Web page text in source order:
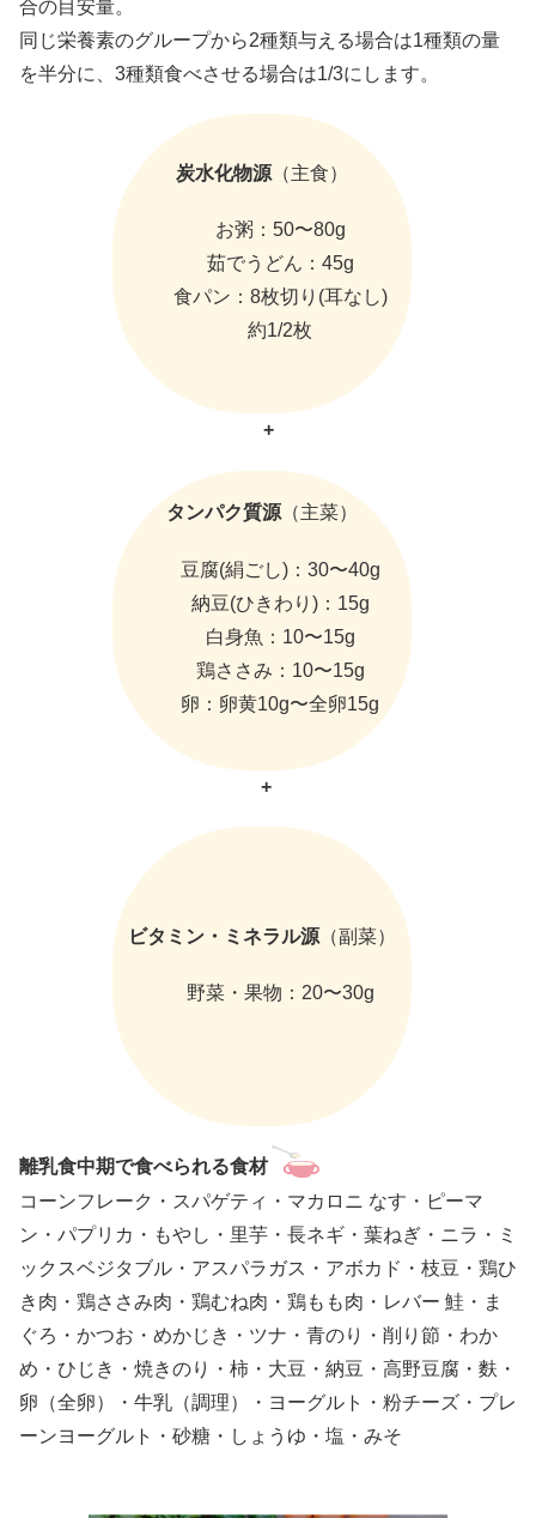
合の目安量。
同じ栄養素のグループから2種類与える場合は1種類の量
を半分に、3種類食べさせる場合は1/3にします。
炭水化物源 （主食）
お粥：50〜80g
茹でうどん：45g
食パン：8枚切り(耳なし)
約1/2枚
+
タンパク質源 （主菜）
豆腐(絹ごし)：30〜40g
納豆(ひきわり)：15g
白身魚：10〜15g
鶏ささみ：10〜15g
卵：卵黄10g〜全卵15g
+
ビタミン・ミネラル源 （副菜）
野菜・果物：20〜30g
離乳食中期で食べられる食材
コーンフレーク・スパゲティ・マカロニ なす・ピーマ
ン・パプリカ・もやし・里芋・長ネギ・葉ねぎ・ニラ・ミ
ックスベジタブル・アスパラガス・アボカド・枝豆・鶏ひ
き肉・鶏ささみ肉・鶏むね肉・鶏もも肉・レバー 鮭・ま
ぐろ・かつお・めかじき・ツナ・青のり・削り節・わか
め・ひじき・焼きのり・柿・大豆・納豆・高野豆腐・麩・
卵（全卵）・牛乳（調理）・ヨーグルト・粉チーズ・プレ
ーンヨーグルト・砂糖・しょうゆ・塩・みそ